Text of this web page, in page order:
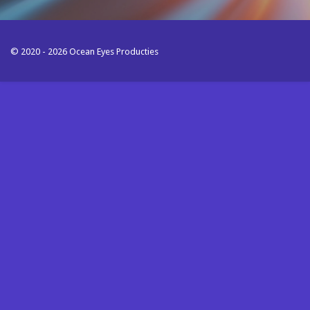
© 2020 - 2026 Ocean Eyes Producties